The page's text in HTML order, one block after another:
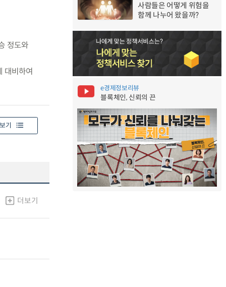
정도와
대비하여
기
더보기
사람들은 어떻게 위험을
함께 나누어 왔을까?
e경제정보리뷰
블록체인, 신뢰의 끈